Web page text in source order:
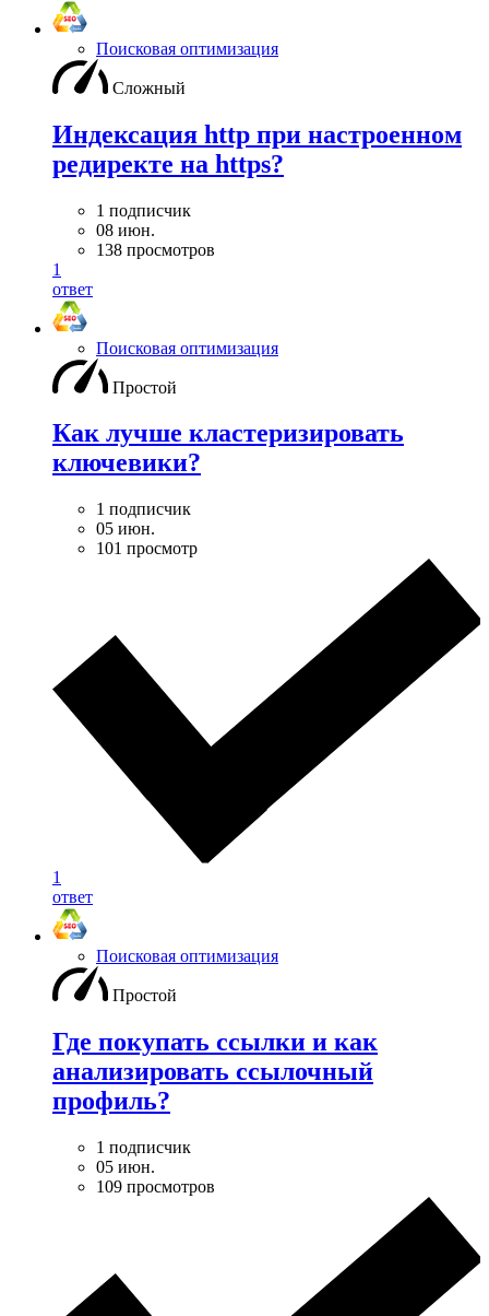
Поисковая оптимизация
Сложный
Индексация http при настроенном
редиректе на https?
1 подписчик
08 июн.
138 просмотров
1
ответ
Поисковая оптимизация
Простой
Как лучше кластеризировать
ключевики?
1 подписчик
05 июн.
101 просмотр
1
ответ
Поисковая оптимизация
Простой
Где покупать ссылки и как
анализировать ссылочный
профиль?
1 подписчик
05 июн.
109 просмотров